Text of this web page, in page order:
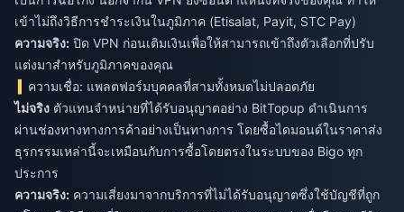
เข้าไม่ถึงวิธีการชำระเงินในภูมิภาค (Etisalat, Payit, STC Pay)
ความจริง: ปิด VPN ก่อนเติมเงินเพื่อให้สามารถเข้าถึงตัวเลือกที่ปรับ
แต่งมาสำหรับภูมิภาคของคุณ
ความเชื่อ: แพลตฟอร์มบุคคลที่สามทั้งหมดไม่ปลอดภัย
ไม่จริง ตัวแทนจำหน่ายที่ได้รับอนุญาตอย่าง BitTopup ดำเนินการ
ผ่านช่องทางทางการค้าอย่างเป็นทางการ โดยซื้อไดมอนด์ในราคาส่ง
ธุรกรรมเหล่านี้จะเหมือนกับการซื้อโดยตรงในระบบของ Bigo ทุก
ประการ
ความจริง: ความเสี่ยงมาจากบริการที่ไม่ได้รับอนุญาตซึ่งใช้บัญชีที่ถูก